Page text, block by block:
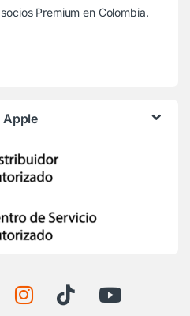
Premium en Colombia.
Apple